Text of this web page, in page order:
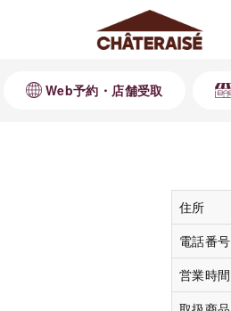
Web予約・店舗受取
住所
電話番号
営業時間